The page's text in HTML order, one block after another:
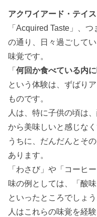
アクワイアード・テイス
「Acquired Taste」、
の通り、日々過ごして
味覚です。
「何回か食べている内
という体験は、ずばり
ものです。
人は、特に子供の頃は
から美味しいと感じな
うちに、だんだんとそ
あります。
「わさび」や「コーヒ
味の例としては、「酸
といったところでしょう
人はこれらの味覚を経